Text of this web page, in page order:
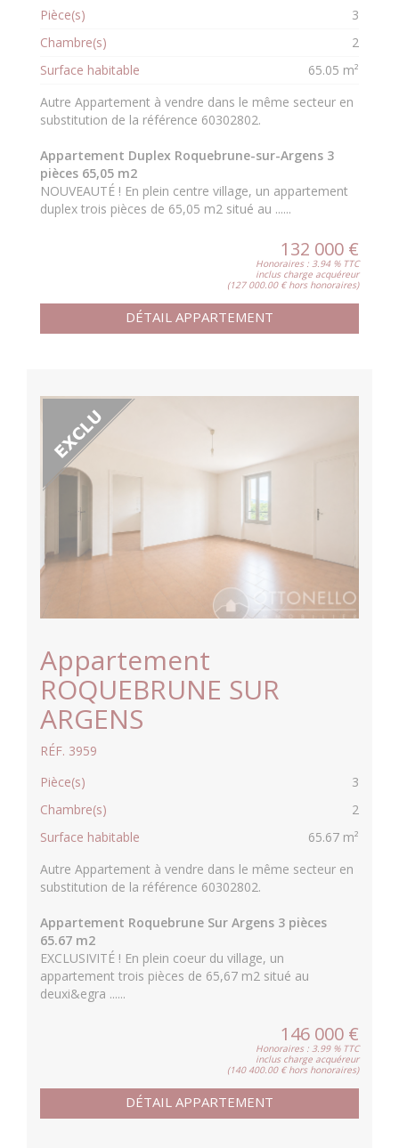
Pièce(s)
3
Chambre(s)
2
Surface habitable
65.05 m²
Autre Appartement à vendre dans le même secteur en
substitution de la référence 60302802.
Appartement Duplex Roquebrune-sur-Argens 3
pièces 65,05 m2
NOUVEAUTÉ ! En plein centre village, un appartement
duplex trois pièces de 65,05 m2 situé au ......
132 000 €
Honoraires : 3.94 % TTC
inclus charge acquéreur
(127 000.00 € hors honoraires)
DÉTAIL APPARTEMENT
Appartement
ROQUEBRUNE SUR
ARGENS
RÉF. 3959
Pièce(s)
3
Chambre(s)
2
Surface habitable
65.67 m²
Autre Appartement à vendre dans le même secteur en
substitution de la référence 60302802.
Appartement Roquebrune Sur Argens 3 pièces
65.67 m2
EXCLUSIVITÉ ! En plein coeur du village, un
appartement trois pièces de 65,67 m2 situé au
deuxi&egra ......
146 000 €
Honoraires : 3.99 % TTC
inclus charge acquéreur
(140 400.00 € hors honoraires)
DÉTAIL APPARTEMENT